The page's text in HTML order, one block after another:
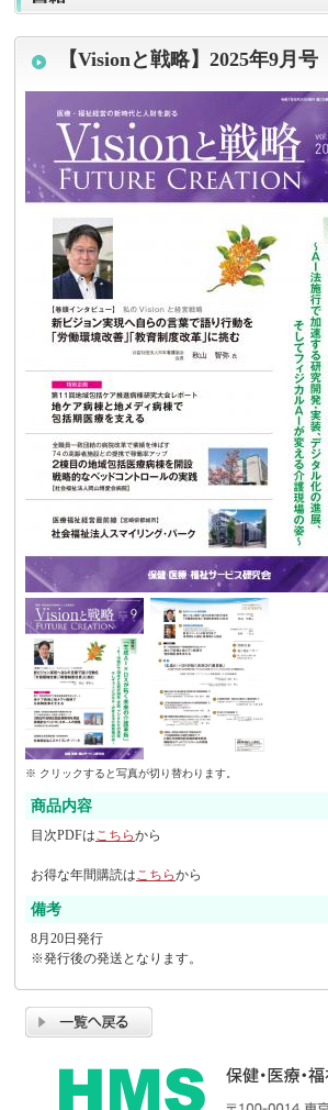
【Visionと戦略】2025年9月号
※ クリックすると写真が切り替わります。
商品内容
目次PDFはこちらから
お得な年間購読はこちらから
備考
8月20日発行
※発行後の発送となります。